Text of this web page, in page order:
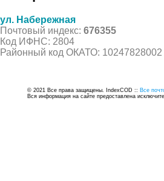
ул. Набережная
Почтовый индекс: 676355
Код ИФНС: 2804
Районный код ОКАТО: 10247828002
© 2021 Все права защищены. IndexCOD :: Все
Вся информация на сайте предоставлена